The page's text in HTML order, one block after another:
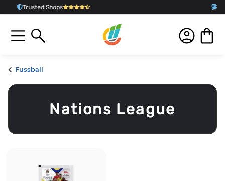
aus
Fussball
Nations League